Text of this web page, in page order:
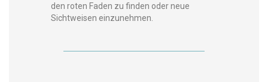
den roten Faden zu find­en oder neue
Sichtweisen einzunehmen.